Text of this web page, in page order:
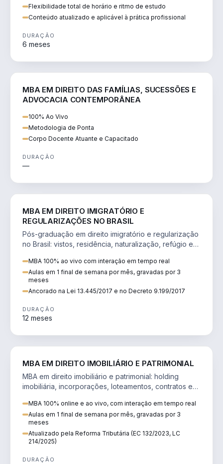
Flexibilidade total de horário e ritmo de estudo
Conteúdo atualizado e aplicável à prática profissional
DURAÇÃO
6 meses
MBA EM DIREITO DAS FAMÍLIAS, SUCESSÕES E
ADVOCACIA CONTEMPORÂNEA
100% Ao Vivo
Metodologia de Ponta
Corpo Docente Atuante e Capacitado
DURAÇÃO
—
MBA EM DIREITO IMIGRATÓRIO E
REGULARIZAÇÕES NO BRASIL
Pós-graduação em direito imigratório e regularização
no Brasil: vistos, residência, naturalização, refúgio e
MBA 100% ao vivo com interação em tempo real
Aulas em 1 final de semana por mês, gravadas por 3
meses
Ancorado na Lei 13.445/2017 e no Decreto 9.199/2017
DURAÇÃO
12 meses
MBA EM DIREITO IMOBILIÁRIO E PATRIMONIAL
MBA em direito imobiliário e patrimonial: holding
imobiliária, incorporações, loteamentos, contratos e
MBA 100% online e ao vivo, com interação em tempo real
Aulas em 1 final de semana por mês, gravadas por 3
meses
Atualizado pela Reforma Tributária (EC 132/2023, LC
214/2025)
DURAÇÃO